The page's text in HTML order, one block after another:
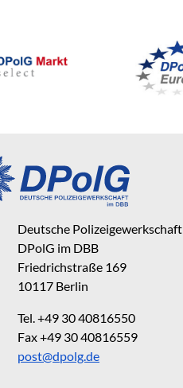
Deutsche Polizeigewerkschaft
DPolG im DBB
Friedrichstraße 169
10117 Berlin
Tel. +49 30 40816550
Fax +49 30 40816559
post@dpolg.de